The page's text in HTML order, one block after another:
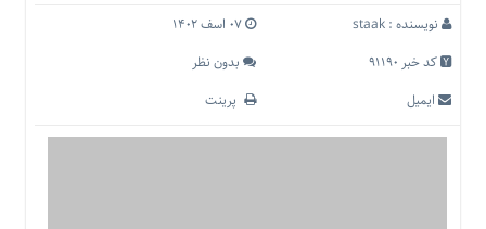
منوی
خانه
اقتصادی
اجتماعی
نویسنده :staak
۰۷ اسف ۱۴۰۲
کد خبر 91190
بدون نظر
ایمیل
پرینت